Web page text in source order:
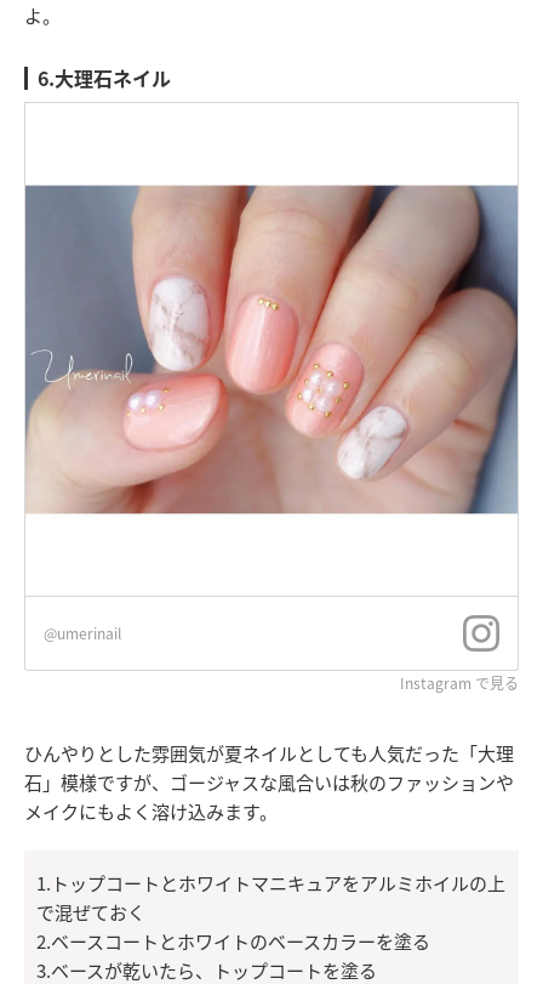
よ。
6.大理石ネイル
@umerinail
Instagram で見る
ひんやりとした雰囲気が夏ネイルとしても人気だった「大理
石」模様ですが、ゴージャスな風合いは秋のファッションや
メイクにもよく溶け込みます。
1.トップコートとホワイトマニキュアをアルミホイルの上
で混ぜておく
2.ベースコートとホワイトのベースカラーを塗る
3.ベースが乾いたら、トップコートを塗る